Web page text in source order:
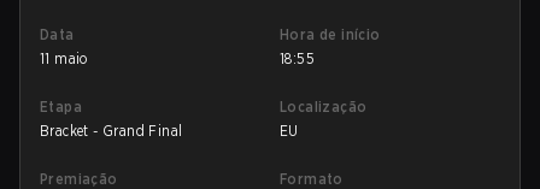
Data
11 maio
Hora de início
18:55
Etapa
Bracket - Grand Final
Localização
EU
Premiação
Formato